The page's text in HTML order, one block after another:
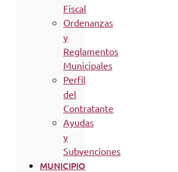
Fiscal
Ordenanzas
y
Reglamentos
Municipales
Perfil
del
Contratante
Ayudas
y
Subvenciones
MUNICIPIO